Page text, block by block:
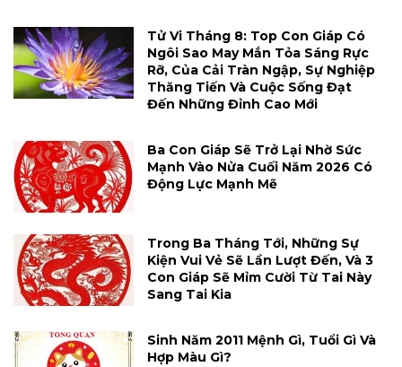
Tử Vi Tháng 8: Top Con Giáp Có
Ngôi Sao May Mắn Tỏa Sáng Rực
Rỡ, Của Cải Tràn Ngập, Sự Nghiệp
Thăng Tiến Và Cuộc Sống Đạt
Đến Những Đỉnh Cao Mới
Ba Con Giáp Sẽ Trở Lại Nhờ Sức
Mạnh Vào Nửa Cuối Năm 2026 Có
Động Lực Mạnh Mẽ
Trong Ba Tháng Tới, Những Sự
Kiện Vui Vẻ Sẽ Lần Lượt Đến, Và 3
Con Giáp Sẽ Mỉm Cười Từ Tai Này
Sang Tai Kia
Sinh Năm 2011 Mệnh Gì, Tuổi Gì Và
Hợp Màu Gì?